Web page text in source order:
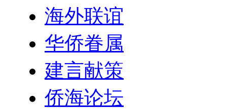
海外联谊
华侨眷属
建言献策
侨海论坛